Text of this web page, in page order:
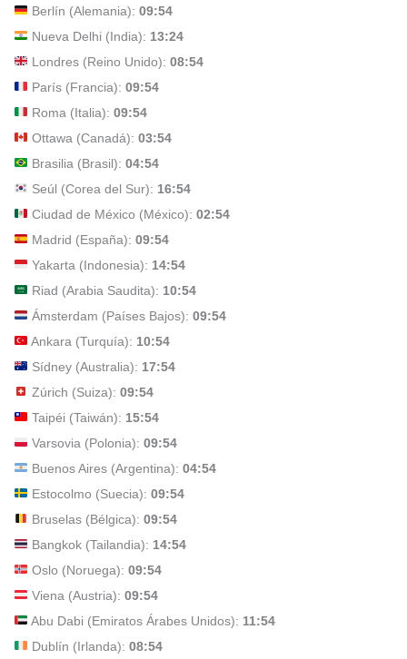
Berlín (Alemania): 09:54
Nueva Delhi (India): 13:24
Londres (Reino Unido): 08:54
París (Francia): 09:54
Roma (Italia): 09:54
Ottawa (Canadá): 03:54
Brasilia (Brasil): 04:54
Seúl (Corea del Sur): 16:54
Ciudad de México (México): 02:54
Madrid (España): 09:54
Yakarta (Indonesia): 14:54
Riad (Arabia Saudita): 10:54
Ámsterdam (Países Bajos): 09:54
Ankara (Turquía): 10:54
Sídney (Australia): 17:54
Zúrich (Suiza): 09:54
Taipéi (Taiwán): 15:54
Varsovia (Polonia): 09:54
Buenos Aires (Argentina): 04:54
Estocolmo (Suecia): 09:54
Bruselas (Bélgica): 09:54
Bangkok (Tailandia): 14:54
Oslo (Noruega): 09:54
Viena (Austria): 09:54
Abu Dabi (Emiratos Árabes Unidos): 11:54
Dublín (Irlanda): 08:54